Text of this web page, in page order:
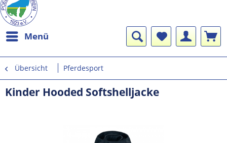
Menü
Übersicht Pferdesport
Kinder Hooded Softshelljacke